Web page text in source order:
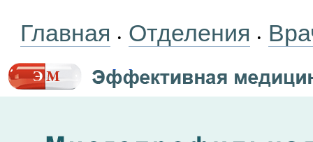
Главная • Отделения •